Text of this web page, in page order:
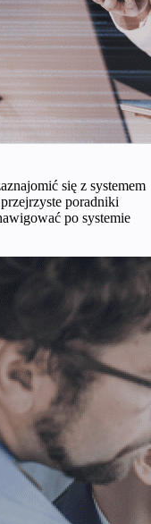
się z systemem
poradniki
po systemie